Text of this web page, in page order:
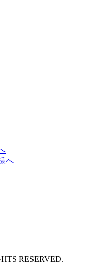
へ
RESERVED.